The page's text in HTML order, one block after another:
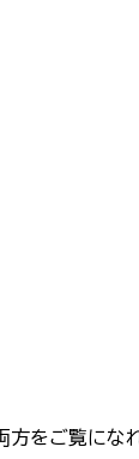
をご覧になれ